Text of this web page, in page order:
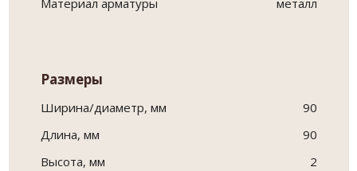
Материал арматуры металл
Размеры
Ширина/диаметр, мм
90
Длина, мм
90
Высота, мм
2